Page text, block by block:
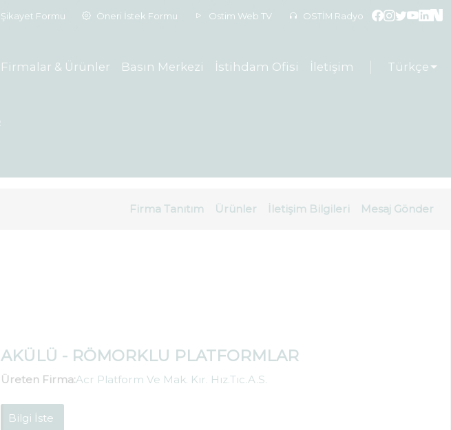
Şikayet Formu Öneri İstek Formu Ostim Web TV OSTİM Radyo
Firmalar & Ürünler Basın Merkezi İstihdam Ofisi İletişim Türkçe
Firma Tanıtım Ürünler İletişim Bilgileri Mesaj Gönder
AKÜLÜ - RÖMORKLU PLATFORMLAR
Üreten Firma:Acr Platform Ve Mak. Kır. Hız.Tıc.A.S.
Bilgi İste